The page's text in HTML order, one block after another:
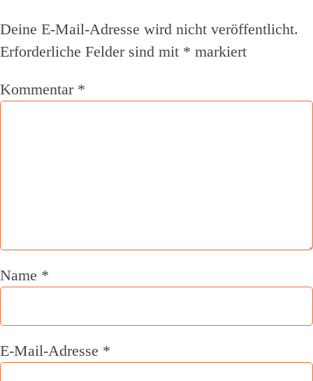
Deine E-Mail-Adresse wird nicht veröffentlicht.
Erforderliche Felder sind mit * markiert
Kommentar *
Name *
E-Mail-Adresse *